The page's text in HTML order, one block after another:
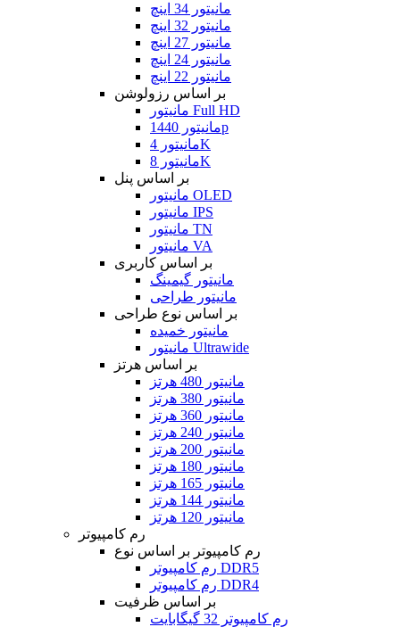
مانیتور 34 اینچ
مانیتور 32 اینچ
مانیتور 27 اینچ
مانیتور 24 اینچ
مانیتور 22 اینچ
بر اساس رزولوشن
مانیتور Full HD
مانیتور 1440p
مانیتور 4K
مانیتور 8K
بر اساس پنل
مانیتور OLED
مانیتور IPS
مانیتور TN
مانیتور VA
بر اساس کاربری
مانیتور گیمینگ
مانیتور طراحی
بر اساس نوع طراحی
مانیتور خمیده
مانیتور Ultrawide
بر اساس هرتز
مانیتور 480 هرتز
مانیتور 380 هرتز
مانیتور 360 هرتز
مانیتور 240 هرتز
مانیتور 200 هرتز
مانیتور 180 هرتز
مانیتور 165 هرتز
مانیتور 144 هرتز
مانیتور 120 هرتز
رم کامپیوتر
رم کامپیوتر بر اساس نوع
رم کامپیوتر DDR5
رم کامپیوتر DDR4
بر اساس ظرفیت
رم کامپیوتر 32 گیگابایت